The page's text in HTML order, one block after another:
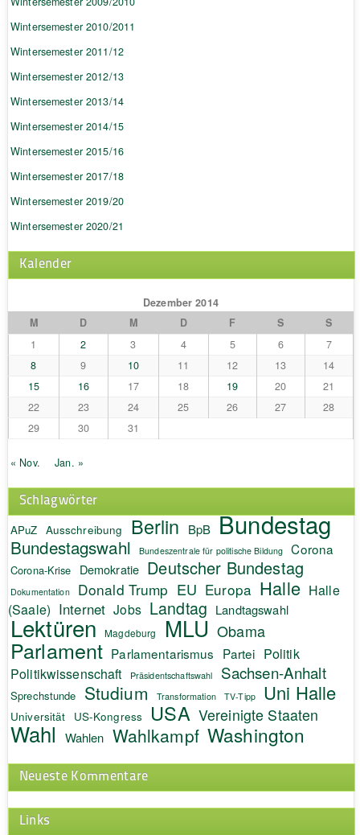
Wintersemester 2010/2011
Wintersemester 2011/12
Wintersemester 2012/13
Wintersemester 2013/14
Wintersemester 2014/15
Wintersemester 2015/16
Wintersemester 2017/18
Wintersemester 2019/20
Wintersemester 2020/21
Kalender
Dezember 2014
M
D M D F S
S
1
2 3 4 5 6
7
8
9 10 11 12 13
14
15
16 17 18 19 20
21
22
23 24 25 26 27
28
29
30 31
« Nov. Jan. »
Schlagwörter
APuZ Ausschreibung Berlin BpB Bundestag
Bundestagswahl Bundeszentrale für politische Bildung Corona
Corona-Krise Demokratie Deutscher Bundestag
Dokumentation Donald Trump EU Europa Halle Halle
(Saale) Internet Jobs Landtag Landtagswahl
Lektüren Magdeburg MLU Obama
Parlament Parlamentarismus Partei Politik
Politikwissenschaft Präsidentschaftswahl Sachsen-Anhalt
Sprechstunde Studium Transformation TV-Tipp Uni Halle
Universität US-Kongress USA Vereinigte Staaten
Wahl Wahlen Wahlkampf Washington
Neueste Kommentare
Links